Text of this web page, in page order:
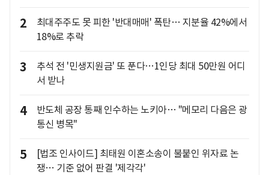
2
최대주주도 못 피한 '반대매매' 폭탄… 지분율 42%에서
18%로 추락
3
추석 전 '민생지원금' 또 푼다…1인당 최대 50만원 어디
서 받나
4
반도체 공장 통째 인수하는 노키아… "메모리 다음은 광
통신 병목"
5
[법조 인사이드] 최태원 이혼소송이 불붙인 위자료 논
쟁… 기준 없어 판결 '제각각'